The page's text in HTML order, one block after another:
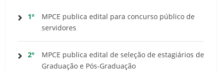
1º
MPCE publica edital para concurso público de
servidores
2º
MPCE publica edital de seleção de estagiários de
Graduação e Pós-Graduação